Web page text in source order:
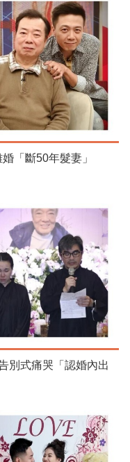
婚「斷50年髮妻」
別式痛哭「認婚內出